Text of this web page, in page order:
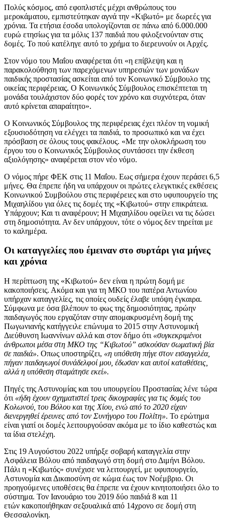
Πολύς κόσμος, από εφοπλιστές μέχρι ανθρώπους του
μεροκάματου, εμπιστεύτηκαν αγνά την «Κιβωτό» με δωρεές για
χρόνια. Τα ετήσια έσοδα υπολογίζονται σε πάνω από 6.000.000
ευρώ ετησίως για τα μόλις 137 παιδιά που φιλοξενούνταν στις
δομές. Το πού κατέληγε αυτό το χρήμα το διερευνούν οι Αρχές.
Στον νόμο του Μαΐου αναφέρεται ότι «η επίβλεψη και η
παρακολούθηση των παρεχόμενων υπηρεσιών των μονάδων
παιδικής προστασίας ασκείται από τον Κοινωνικό Σύμβουλο της
οικείας περιφέρειας. Ο Κοινωνικός Σύμβουλος επισκέπτεται τη
μονάδα τουλάχιστον δύο φορές τον χρόνο και συχνότερα, όταν
αυτό κρίνεται απαραίτητο».
Ο Κοινωνικός Σύμβουλος της περιφέρειας έχει πλέον τη νομική
εξουσιοδότηση να ελέγχει τα παιδιά, το προσωπικό και να έχει
πρόσβαση σε όλους τους φακέλους. «Με την ολοκλήρωση του
έργου του ο Κοινωνικός Σύμβουλος συντάσσει την έκθεση
αξιολόγησης» αναφέρεται στον νέο νόμο.
Ο νόμος πήρε ΦΕΚ στις 11 Μαΐου. Εως σήμερα έχουν περάσει 6,5
μήνες. Θα έπρεπε ήδη να υπάρχουν οι πρώτες ελεγκτικές εκθέσεις
Κοινωνικού Συμβούλου στις περιφέρειες και στο υφυπουργείο της
Μιχαηλίδου για όλες τις δομές της «Κιβωτού» στην επικράτεια.
Υπάρχουν; Και τι αναφέρουν; Η Μιχαηλίδου οφείλει να τις δώσει
στη δημοσιότητα. Αν δεν υπάρχουν, τότε ο νόμος δεν τηρείται με
το καλημέρα.
Οι καταγγελίες που έμειναν στο συρτάρι για μήνες
και χρόνια
Η περίπτωση της «Κιβωτού» δεν είναι η πρώτη δομή με
κακοποιήσεις. Ακόμα και για τη ΜΚΟ του πατέρα Αντωνίου
υπήρχαν καταγγελίες, τις οποίες ουδείς έλαβε υπόψη έγκαιρα.
Σύμφωνα με όσα βλέπουν το φως της δημοσιότητας, πρώην
παιδαγωγός που εργαζόταν στην απομακρυσμένη δομή της
Πωγωνιανής κατήγγειλε επώνυμα το 2015 στην Αστυνομική
Διεύθυνση Ιωαννίνων αλλά και στον δήμο ότι «συγκεκριμένοι
άνθρωποι μέσα στη ΜΚΟ της “Κιβωτού” ασκούσαν σωματική βία
σε παιδιά». Οπως υποστηρίζει, «η υπόθεση πήγε στον εισαγγελέα,
πήγαν παιδαγωγοί συνάδελφοί μου, έδωσαν και αυτοί καταθέσεις,
αλλά η υπόθεση σταμάτησε εκεί».
Πηγές της Αστυνομίας και του υπουργείου Προστασίας λένε τώρα
ότι «ήδη έχουν σχηματιστεί τρεις δικογραφίες για τις δομές του
Κολωνού, του Βόλου και της Χίου, ενώ από το 2020 είχαν
διενεργηθεί έρευνες από τον Συνήγορο του Πολίτη». Το ερώτημα
είναι γιατί οι δομές λειτουργούσαν ακόμα με το ίδιο καθεστώς και
τα ίδια στελέχη.
Στις 19 Αυγούστου 2022 υπήρξε σοβαρή καταγγελία στην
Ασφάλεια Βόλου από παιδαγωγό στη δομή στο Διμήνι Βόλου.
Πάλι η «Κιβωτός» συνέχισε να λειτουργεί, με υφυπουργείο,
Αστυνομία και Δικαιοσύνη σε κώμα έως τον Νοέμβριο. Οι
προηγούμενες υποθέσεις θα έπρεπε να έχουν κινητοποιήσει όλο το
σύστημα. Τον Ιανουάριο του 2019 δύο παιδιά 8 και 11
ετών κακοποιήθηκαν σεξουαλικά από 14χρονο σε δομή στη
Θεσσαλονίκη.